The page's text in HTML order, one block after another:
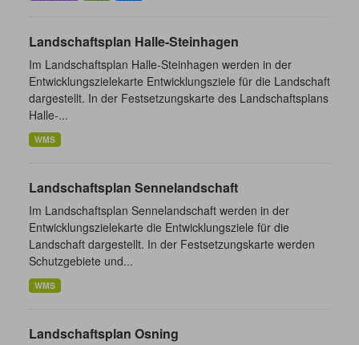
Landschaftsplan Halle-Steinhagen
Im Landschaftsplan Halle-Steinhagen werden in der
Entwicklungszielekarte Entwicklungsziele für die Landschaft
dargestellt. In der Festsetzungskarte des Landschaftsplans
Halle-...
WMS
Landschaftsplan Sennelandschaft
Im Landschaftsplan Sennelandschaft werden in der
Entwicklungszielekarte die Entwicklungsziele für die
Landschaft dargestellt. In der Festsetzungskarte werden
Schutzgebiete und...
WMS
Landschaftsplan Osning